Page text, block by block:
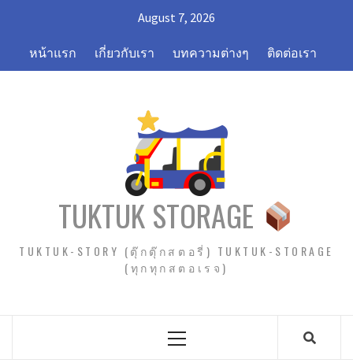
content
August 7, 2026
หน้าแรก เกี่ยวกับเรา บทความต่างๆ ติดต่อเรา
TUKTUK STORAGE
TUKTUK-STORY (ตุ๊กตุ๊กสตอรี่) TUKTUK-STORAGE
(ทุกทุกสตอเรจ)
Primary